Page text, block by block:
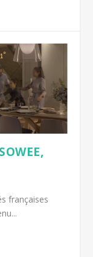
françaises